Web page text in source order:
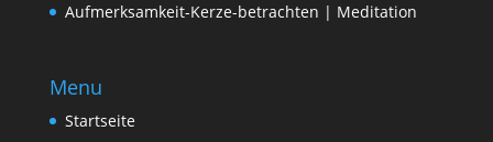
Aufmerksamkeit-Kerze-betrachten | Meditation
Menu
Startseite